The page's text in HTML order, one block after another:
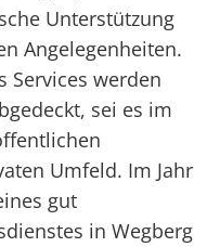
Unterstützung
Angelegenheiten.
Services werden
sei es im
Umfeld. Im Jahr
gut
in Wegberg